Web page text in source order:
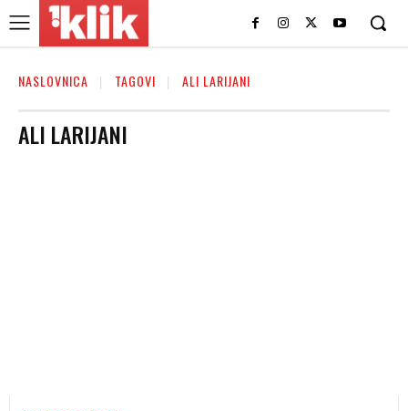
NASLOVNICA TAGOVI ALI LARIJANI
ALI LARIJANI